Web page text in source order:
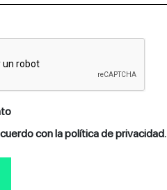
con la política de privacidad.